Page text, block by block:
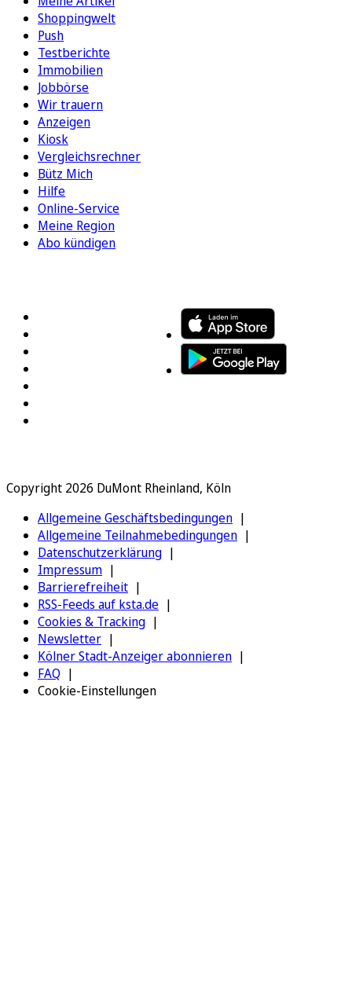
Shoppingwelt
Push
Testberichte
Immobilien
Jobbörse
Wir trauern
Anzeigen
Kiosk
Vergleichsrechner
Bütz Mich
Hilfe
Online-Service
Meine Region
Abo kündigen
Copyright 2026 DuMont Rheinland, Köln
Allgemeine Geschäftsbedingungen
Allgemeine Teilnahmebedingungen
Datenschutzerklärung
Impressum
Barrierefreiheit
RSS-Feeds auf ksta.de
Cookies & Tracking
Newsletter
Kölner Stadt-Anzeiger abonnieren
FAQ
Cookie-Einstellungen